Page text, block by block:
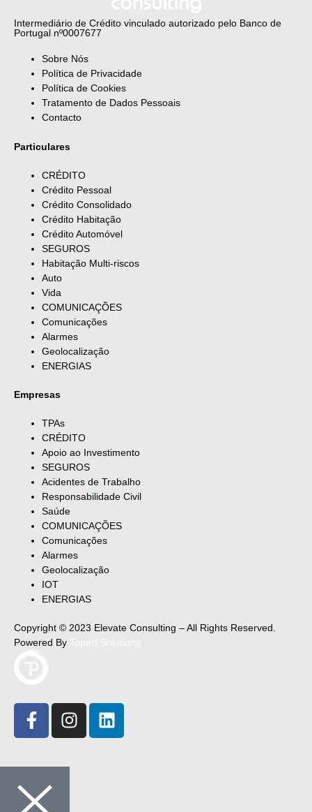
Intermediário de Crédito vinculado autorizado pelo Banco de
Portugal nº0007677
Sobre Nós
Política de Privacidade
Política de Cookies
Tratamento de Dados Pessoais
Contacto
Particulares
CRÉDITO
Crédito Pessoal
Crédito Consolidado
Crédito Habitação
Crédito Automóvel
SEGUROS
Habitação Multi-riscos
Auto
Vida
COMUNICAÇÕES
Comunicações
Alarmes
Geolocalização
ENERGIAS
Empresas
TPAs
CRÉDITO
Apoio ao Investimento
SEGUROS
Acidentes de Trabalho
Responsabilidade Civil
Saúde
COMUNICAÇÕES
Comunicações
Alarmes
Geolocalização
IOT
ENERGIAS
Copyright © 2023 Elevate Consulting – All Rights Reserved.
Powered By